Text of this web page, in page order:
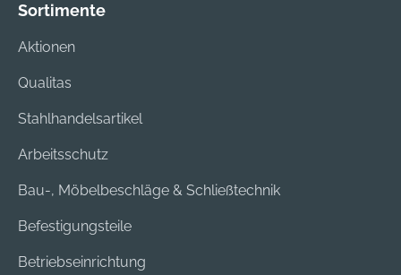
Sortimente
Aktionen
Qualitas
Stahlhandelsartikel
Arbeitsschutz
Bau-, Möbelbeschläge & Schließtechnik
Befestigungsteile
Betriebseinrichtung